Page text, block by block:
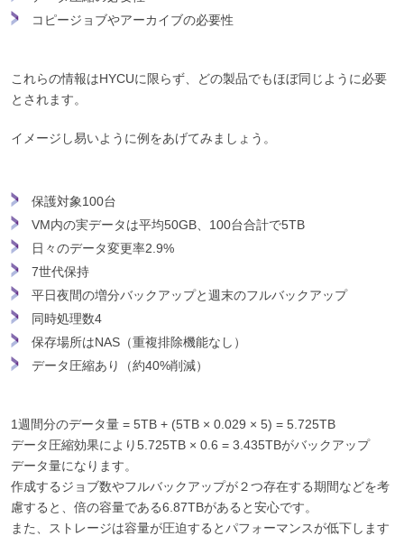
コピージョブやアーカイブの必要性
これらの情報はHYCUに限らず、どの製品でもほぼ同じように必要
とされます。
イメージし易いように例をあげてみましょう。
保護対象100台
VM内の実データは平均50GB、100台合計で5TB
日々のデータ変更率2.9%
7世代保持
平日夜間の増分バックアップと週末のフルバックアップ
同時処理数4
保存場所はNAS（重複排除機能なし）
データ圧縮あり（約40%削減）
1週間分のデータ量 = 5TB + (5TB × 0.029 × 5) = 5.725TB
データ圧縮効果により5.725TB × 0.6 = 3.435TBがバックアップ
データ量になります。
作成するジョブ数やフルバックアップが２つ存在する期間などを考
慮すると、倍の容量である6.87TBがあると安心です。
また、ストレージは容量が圧迫するとパフォーマンスが低下します